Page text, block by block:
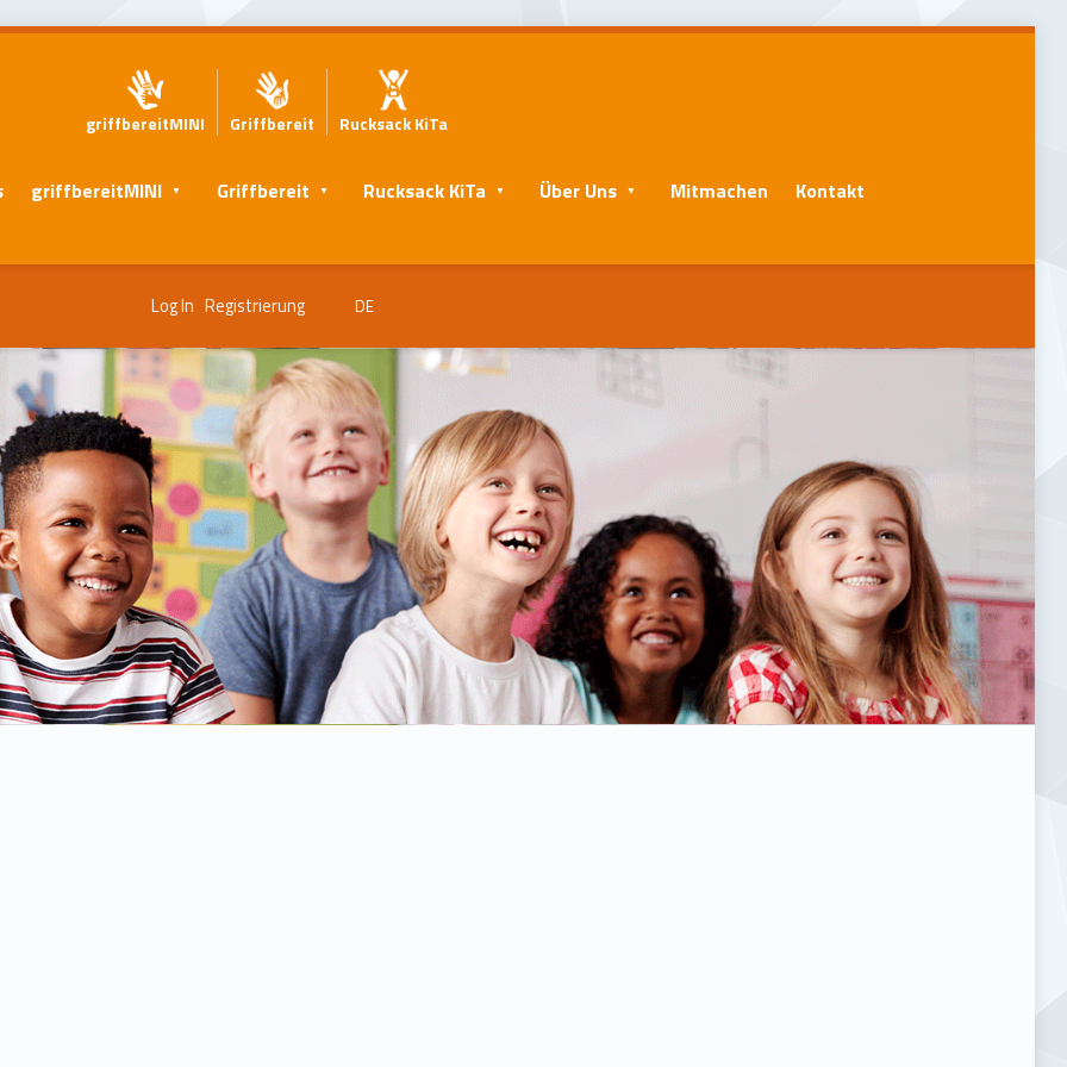
griffbereitMINI Griffbereit Rucksack KiTa
griffbereitMINI Griffbereit Rucksack KiTa Über Uns Mitmachen Kontakt
Log In Registrierung DE